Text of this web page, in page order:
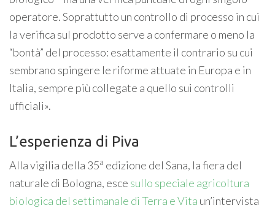
operatore. Soprattutto un controllo di processo in cui
la verifica sul prodotto serve a confermare o meno la
“bontà” del processo: esattamente il contrario su cui
sembrano spingere le riforme attuate in Europa e in
Italia, sempre più collegate a quello sui controlli
ufficiali».
L’esperienza di Piva
Alla vigilia della 35a edizione del Sana, la fiera del
naturale di Bologna, esce sullo speciale agricoltura
biologica del settimanale di Terra e Vita un’intervista